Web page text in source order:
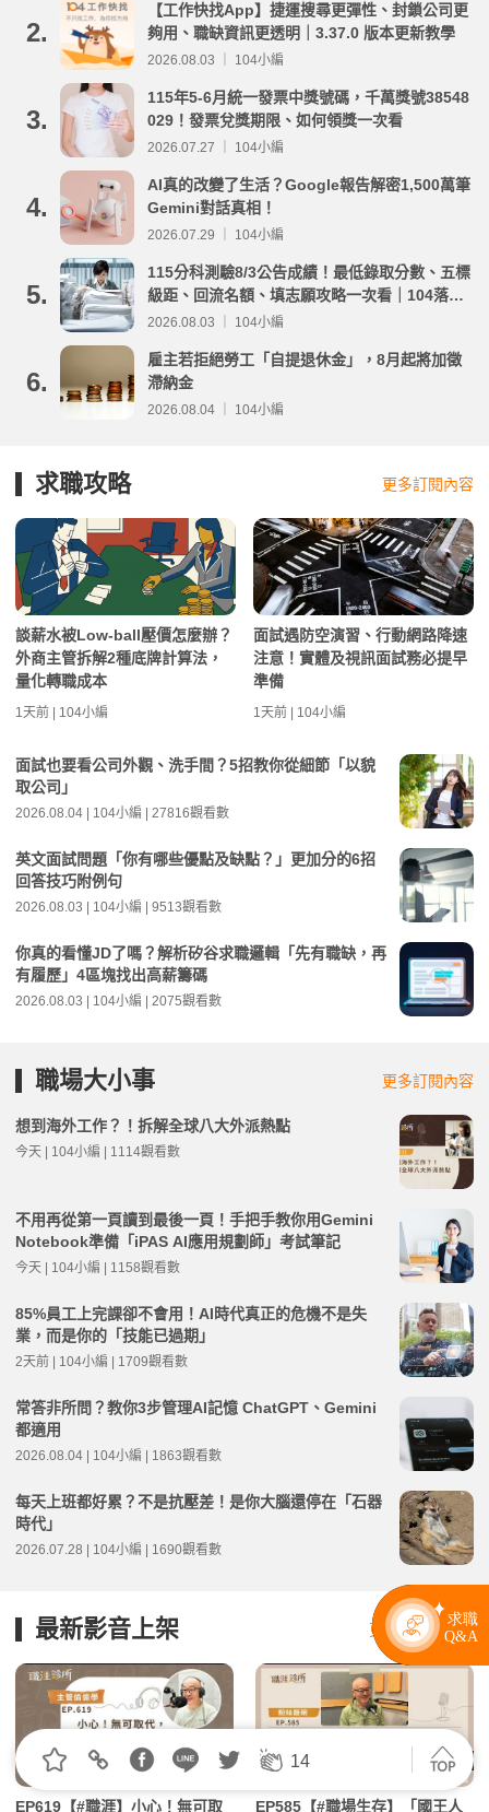
14
2.
【工作快找App】捷運搜尋更彈性、封鎖公司更
夠用、職缺資訊更透明｜3.37.0 版本更新教學
2026.08.03 ｜ 104小編
3.
115年5-6月統一發票中獎號碼，千萬獎號38548
029！發票兌獎期限、如何領獎一次看
2026.07.27 ｜ 104小編
4.
AI真的改變了生活？Google報告解密1,500萬筆
Gemini對話真相！
2026.07.29 ｜ 104小編
5.
115分科測驗8/3公告成績！最低錄取分數、五標
級距、回流名額、填志願攻略一次看｜104落點
分析
2026.08.03 ｜ 104小編
6.
雇主若拒絕勞工「自提退休金」，8月起將加徵
滯納金
2026.08.04 ｜ 104小編
求職攻略 更多訂閱內容
談薪水被Low-ball壓價怎麼辦？
外商主管拆解2種底牌計算法，
量化轉職成本
1天前 | 104小編
面試遇防空演習、行動網路降速
注意！實體及視訊面試務必提早
準備
1天前 | 104小編
面試也要看公司外觀、洗手間？5招教你從細節「以貌
取公司」
2026.08.04 | 104小編 | 27816觀看數
英文面試問題「你有哪些優點及缺點？」更加分的6招
回答技巧附例句
2026.08.03 | 104小編 | 9513觀看數
你真的看懂JD了嗎？解析矽谷求職邏輯「先有職缺，再
有履歷」4區塊找出高薪籌碼
2026.08.03 | 104小編 | 2075觀看數
職場大小事 更多訂閱內容
想到海外工作？！拆解全球八大外派熱點
今天 | 104小編 | 1114觀看數
不用再從第一頁讀到最後一頁！手把手教你用Gemini
Notebook準備「iPAS AI應用規劃師」考試筆記
今天 | 104小編 | 1158觀看數
85%員工上完課卻不會用！AI時代真正的危機不是失
業，而是你的「技能已過期」
2天前 | 104小編 | 1709觀看數
常答非所問？教你3步管理AI記憶 ChatGPT、Gemini
都適用
2026.08.04 | 104小編 | 1863觀看數
每天上班都好累？不是抗壓差！是你大腦還停在「石器
時代」
2026.07.28 | 104小編 | 1690觀看數
最新影音上架 更多影音內容 >
28:13
EP619【#職涯】小心！無可取
30:41
EP585【#職場生存】「國王人